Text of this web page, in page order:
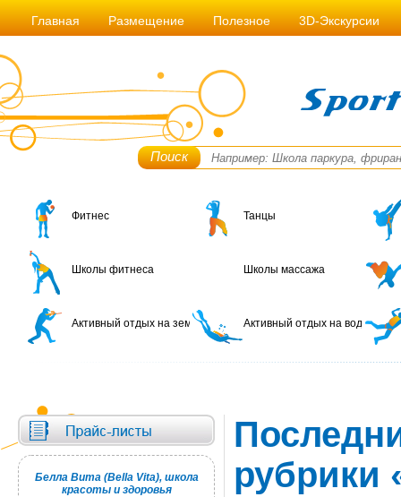
Главная Размещение Полезное 3D-Экскурсии
Поиск
Фитнес Танцы
Школы фитнеса Школы массажа
Активный отдых на земле Активный отдых на воде
Белла Вита (Bella Vita), школа
красоты и здоровья
рубрики